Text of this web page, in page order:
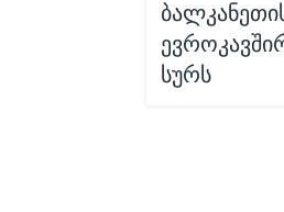
სურს